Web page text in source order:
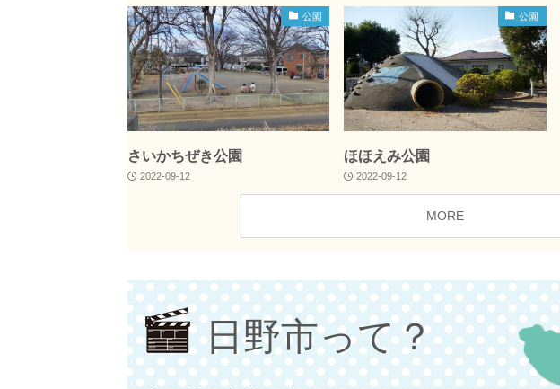
公園
さいかちぜき公園
2022-09-12
公園
ほほえみ公園
2022-09-12
MORE
日野市って？